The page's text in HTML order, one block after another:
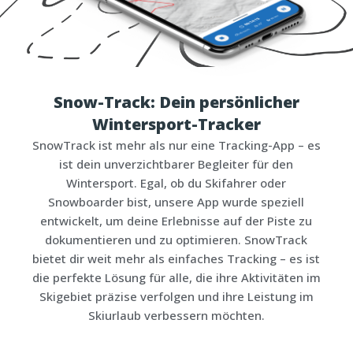
Snow-Track: Dein persönlicher
Wintersport-Tracker
SnowTrack ist mehr als nur eine Tracking-App – es
ist dein unverzichtbarer Begleiter für den
Wintersport. Egal, ob du Skifahrer oder
Snowboarder bist, unsere App wurde speziell
entwickelt, um deine Erlebnisse auf der Piste zu
dokumentieren und zu optimieren. SnowTrack
bietet dir weit mehr als einfaches Tracking – es ist
die perfekte Lösung für alle, die ihre Aktivitäten im
Skigebiet präzise verfolgen und ihre Leistung im
Skiurlaub verbessern möchten.